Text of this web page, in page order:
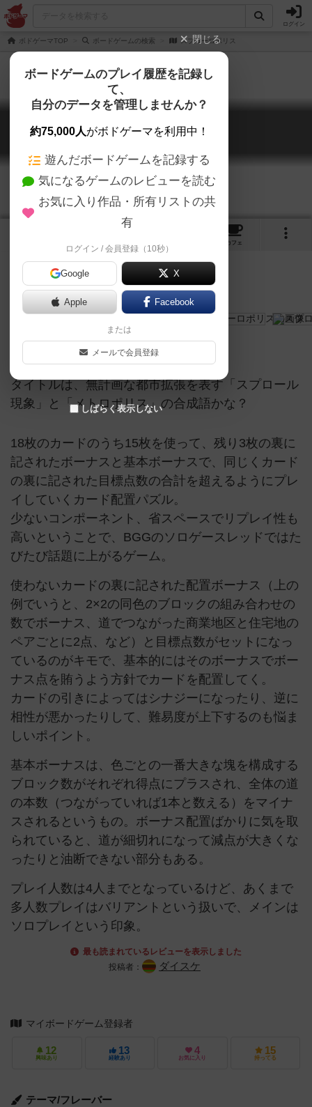
ログイン
ボドゲーマTOP ボードゲームの検索 スプローロポリス
スプローロポリス
Sprawlopolis
カフェ
タイトルは、無計画な都市拡張を表す「スプロール
現象」と「メトロポリス」の合成語かな？
18枚のカードのうち15枚を使って、残り3枚の裏に
記されたボーナスと基本ボーナスで、同じくカード
の裏に記された目標点数の合計を超えるようにプレ
イしていくカード配置パズル。
少ないコンポーネント、省スペースでリプレイ性も
高いということで、BGGのソロゲースレッドではた
びたび話題に上がるゲーム。
使わないカードの裏に記された配置ボーナス（上の
例でいうと、2×2の同色のブロックの組み合わせの
数でボーナス、道でつながった商業地区と住宅地の
ペアごとに2点、など）と目標点数がセットになっ
ているのがキモで、基本的にはそのボーナスでボー
ナス点を賄うよう方針でカードを配置してく。
カードの引きによってはシナジーになったり、逆に
相性が悪かったりして、難易度が上下するのも悩ま
しいポイント。
基本ボーナスは、色ごとの一番大きな塊を構成する
ブロック数がそれぞれ得点にプラスされ、全体の道
の本数（つながっていれば1本と数える）をマイナ
スされるというもの。ボーナス配置ばかりに気を取
られていると、道が細切れになって減点が大きくな
ったりと油断できない部分もある。
プレイ人数は4人までとなっているけど、あくまで
多人数プレイはバリアントという扱いで、メインは
ソロプレイという印象。
最も読まれているレビューを表示しました
投稿者：
ダイスケ
マイボードゲーム登録者
12
興味あり
13
経験あり
4
お気に入り
15
持ってる
テーマ/フレーバー
閉じる
ボードゲームのプレイ履歴を記録し
て、
自分のデータを管理しませんか？
約75,000人がボドゲーマを利用中！
遊んだボードゲームを記録する
気になるゲームのレビューを読む
お気に入り作品・所有リストの共
有
ログイン / 会員登録（10秒）
Google X
Apple Facebook
または
メールで会員登録
しばらく表示しない